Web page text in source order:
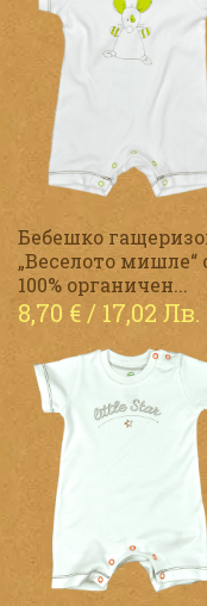
Бебешко
„Веселото мишле“
100% органичен...
8,70 € / 17,02 Лв.